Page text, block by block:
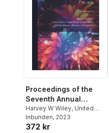
Proceedings of the
Seventh Annual
Convention of the
Association of Official
Agricultural Chemists
Harvey W Wiley, United
States Department of
Agricult,
Inbunden, 2023
372 kr